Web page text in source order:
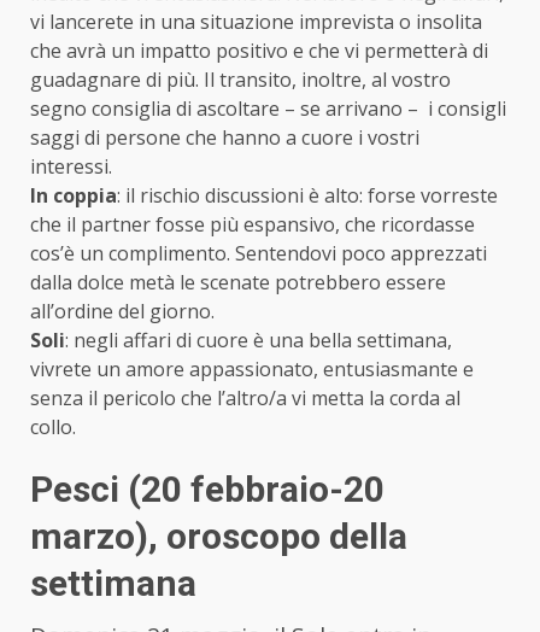
vi lancerete in una situazione imprevista o insolita
che avrà un impatto positivo e che vi permetterà di
guadagnare di più. Il transito, inoltre, al vostro
segno consiglia di ascoltare – se arrivano – i consigli
saggi di persone che hanno a cuore i vostri
interessi.
In coppia: il rischio discussioni è alto: forse vorreste
che il partner fosse più espansivo, che ricordasse
cos’è un complimento. Sentendovi poco apprezzati
dalla dolce metà le scenate potrebbero essere
all’ordine del giorno.
Soli: negli affari di cuore è una bella settimana,
vivrete un amore appassionato, entusiasmante e
senza il pericolo che l’altro/a vi metta la corda al
collo.
Pesci (20 febbraio-20
marzo), oroscopo della
settimana